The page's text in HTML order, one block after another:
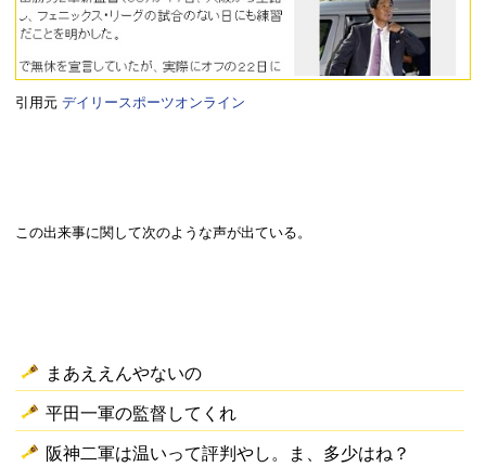
引用元デイリースポーツオンライン
この出来事に関して次のような声が出ている。
まあええんやないの
平田一軍の監督してくれ
阪神二軍は温いって評判やし。ま、多少はね？